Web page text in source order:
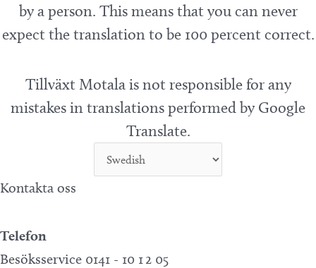
by a person. This means that you can never
expect the translation to be 100 percent correct.
Tillväxt Motala is not responsible for any
mistakes in translations performed by Google
Translate.
Kontakta oss
Telefon
Besöksservice 0141 - 10 1 2 05